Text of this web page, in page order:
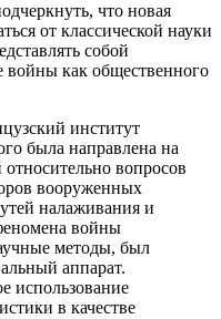
что новая
от классической науки
собой
войны как общественного
институт
была направлена на
вопросов
вооруженных
налаживания и
войны
методы, был
аппарат.
использование
в качестве